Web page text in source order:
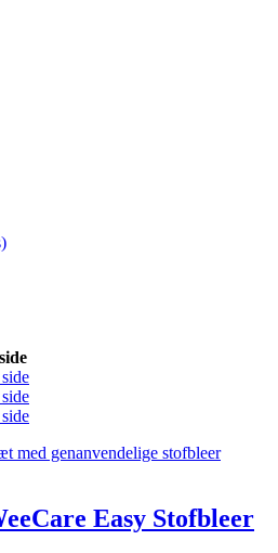
Easy Stofbleer